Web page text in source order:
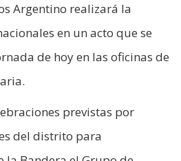
Argentino realizará la
en un acto que se
de hoy en las oficinas de
previstas por
del distrito para